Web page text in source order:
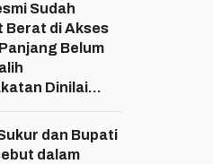
Sudah
Berat di Akses
Belum
Dinilai
di SM Bukit
dan Bupati
dalam